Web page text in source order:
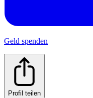
Geld spenden
Profil teilen